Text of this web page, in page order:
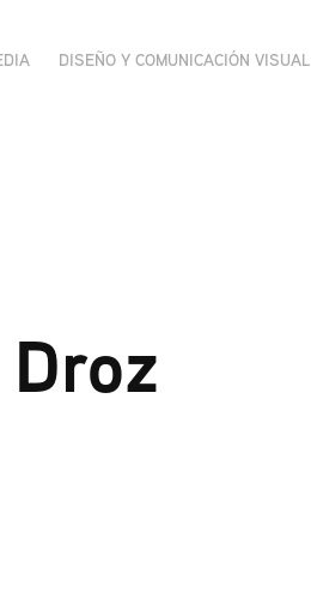
DISEÑO Y COMUNICACIÓN VISUAL